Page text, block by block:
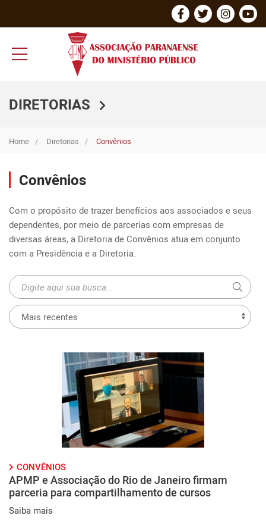
DIRETORIAS
Home Diretorias Convênios
Convênios
Com o propósito de trazer benefícios aos associados e seus
dependentes, por meio de parcerias com empresas de
diversas áreas, a Diretoria de Convênios atua em conjunto
com a Presidência e a Diretoria.
CONVÊNIOS
APMP e Associação do Rio de Janeiro firmam
parceria para compartilhamento de cursos
Saiba mais